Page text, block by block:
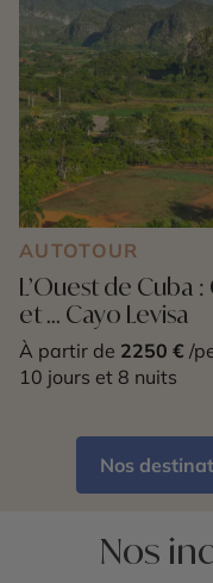
AUTOTOUR
L’Ouest de Cuba
et ... Cayo Levisa
À partir de 2250 € /
10 jours et 8 nuits
Nos
Nos